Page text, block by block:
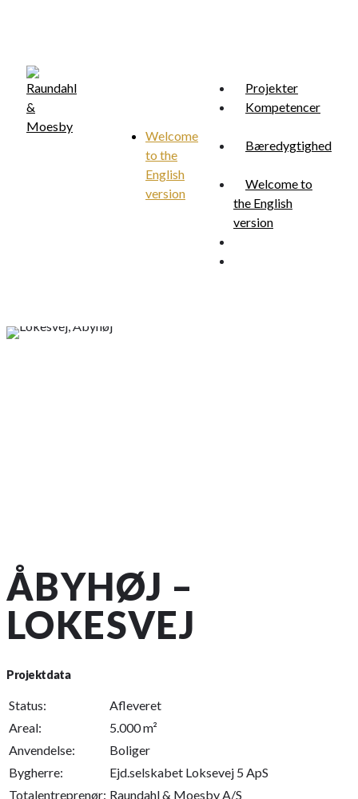
content
Welcome
to the
English
version
Projekter
Kompetencer
Bæredygtighed
Welcome to
the English
version
ÅBYHØJ –
LOKESVEJ
Projektdata
Status:
Afleveret
Areal:
5.000 m²
Anvendelse:
Boliger
Bygherre:
Ejd.selskabet Loksevej 5 ApS
Totalentreprenør: Raundahl & Moesby A/S